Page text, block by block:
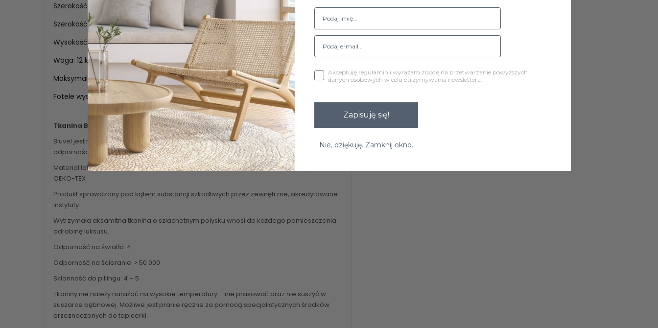
Szerokość: 73 cm,
Szerokość siedziska: 42 cm,
Wysokość oparcia: 34 cm,
Waga: 12 kg,
Maksymalna waga obciążenia: 120 kg.
Fotele wysyłane są w całości. Tylko nóżki należy wkręcić do fotela.
Tkanina Bluvel
Bluvel jest miękką i aksamitną w dotyku tkaniną tapicerską. Charakteryzuje się wysoką
odpornością na ścieranie oraz mechacenie.
Materiał łatwy do utrzymania w czystości, posiada atesty do użytku komercyjnego oraz
OEKO-TEX
Produkt sprawdzony pod kątem substancji szkodliwych przez zewnętrzne, akredytowane
instytuty.
Wytrzymała aksamitna tkanina o szlachetnym połysku wnosi do każdego pomieszczenia
odrobinę luksusu.
Odporność na światło: 4
Odporność na ścieranie: > 50 000
Skłonność do pillingu: 4 – 5
Tkaniny nie należy narażać na wysokie temperatury – nie prasować oraz nie suszyć w
suszarce bębnowej. Możliwe jest pranie ręczne za pomocą specjalistycznych środków
przeznaczonych do tapicerki.
Akceptuję regulamin i wyrażam zgodę na przetwarzanie powyższych
danych osobowych w celu otrzymywania newslettera.
Zapisuję się!
Nie, dziękuję. Zamknij okno.